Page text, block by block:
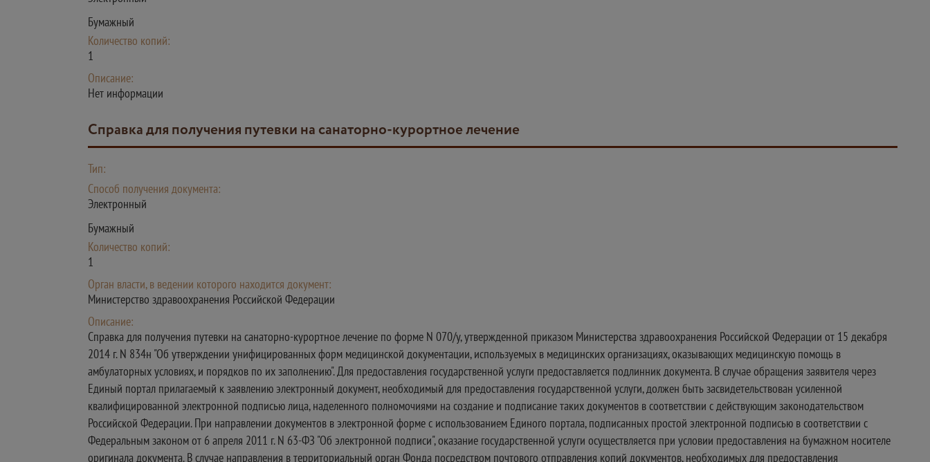
Бумажный
Количество копий:
1
Описание:
Нет информации
Справка для получения путевки на санаторно-курортное лечение
Тип:
Способ получения документа:
Электронный
Бумажный
Количество копий:
1
Орган власти, в ведении которого находится документ:
Министерство здравоохранения Российской Федерации
Описание:
Справка для получения путевки на санаторно-курортное лечение по форме N 070/у, утвержденной приказом Министерства здравоохранения Российской Федерации от 15 декабря
2014 г. N 834н "Об утверждении унифицированных форм медицинской документации, используемых в медицинских организациях, оказывающих медицинскую помощь в
амбулаторных условиях, и порядков по их заполнению". Для предоставления государственной услуги предоставляется подлинник документа. В случае обращения заявителя через
Единый портал прилагаемый к заявлению электронный документ, необходимый для предоставления государственной услуги, должен быть засвидетельствован усиленной
квалифицированной электронной подписью лица, наделенного полномочиями на создание и подписание таких документов в соответствии с действующим законодательством
Российской Федерации. При направлении документов в электронной форме с использованием Единого портала, подписанных простой электронной подписью в соответствии с
Федеральным законом от 6 апреля 2011 г. N 63-ФЗ "Об электронной подписи", оказание государственной услуги осуществляется при условии предоставления на бумажном носителе
оригинала документа. В случае направления в территориальный орган Фонда посредством почтового отправления копий документов, необходимых для предоставления